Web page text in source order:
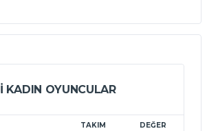
KADIN OYUNCULAR
TAKIM DEĞER